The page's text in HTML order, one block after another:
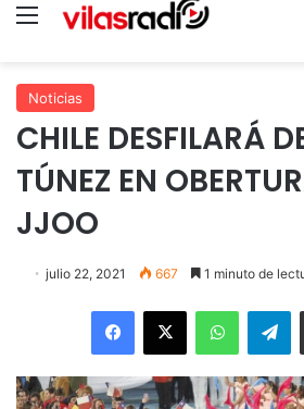
Menú
Noticias
CHILE DESFILARÁ
TÚNEZ EN
JJOO
julio 22, 2021 667 1 minuto de
Facebook
X